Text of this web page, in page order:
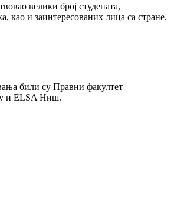
велики број студената,
као и заинтересованих лица са стране.
били су Правни факултет
и ELSA Ниш.